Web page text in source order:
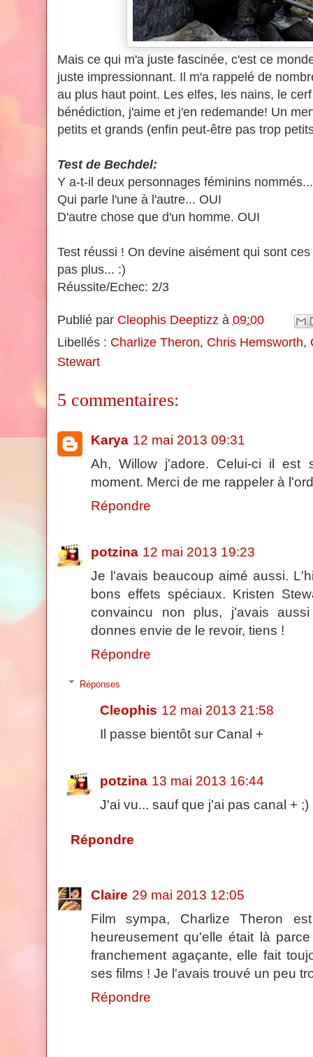
Mais ce qui m'a juste fascinée, c'est ce
juste impressionnant. Il m'a rappelé de
au plus haut point. Les elfes, les nains, le
bénédiction, j'aime et j'en redemande! Un
petits et grands (enfin peut-être pas trop
Test de Bechdel:
Y a-t-il deux personnages féminins
Qui parle l'une à l'autre... OUI
D'autre chose que d'un homme. OUI
Test réussi ! On devine aisément qui sont
pas plus... :)
Réussite/Echec: 2/3
Publié par Cleophis Deeptizz à 09:00
Libellés : Charlize Theron, Chris Hemsworth,
Stewart
5 commentaires:
Karya 12 mai 2013 09:31
Ah, Willow j'adore. Celui-ci il est
moment. Merci de me rappeler à
Répondre
potzina 12 mai 2013 19:23
Je l'avais beaucoup aimé aussi.
bons effets spéciaux. Kristen
convaincu non plus, j'avais
donnes envie de le revoir, tiens !
Répondre
Réponses
Cleophis 12 mai 2013 21:58
Il passe bientôt sur Canal +
potzina 13 mai 2013 16:44
J'ai vu... sauf que j'ai pas canal + ;)
Répondre
Claire 29 mai 2013 12:05
Film sympa, Charlize Theron
heureusement qu'elle était là
franchement agaçante, elle fait
ses films ! Je l'avais trouvé un peu
Répondre